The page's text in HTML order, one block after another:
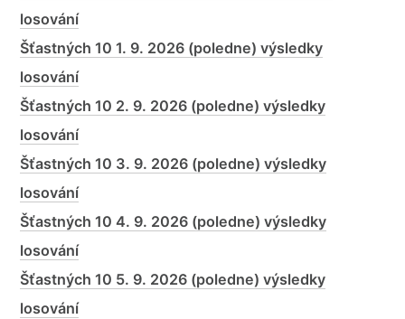
losování
Šťastných 10 1. 9. 2026 (poledne) výsledky
losování
Šťastných 10 2. 9. 2026 (poledne) výsledky
losování
Šťastných 10 3. 9. 2026 (poledne) výsledky
losování
Šťastných 10 4. 9. 2026 (poledne) výsledky
losování
Šťastných 10 5. 9. 2026 (poledne) výsledky
losování